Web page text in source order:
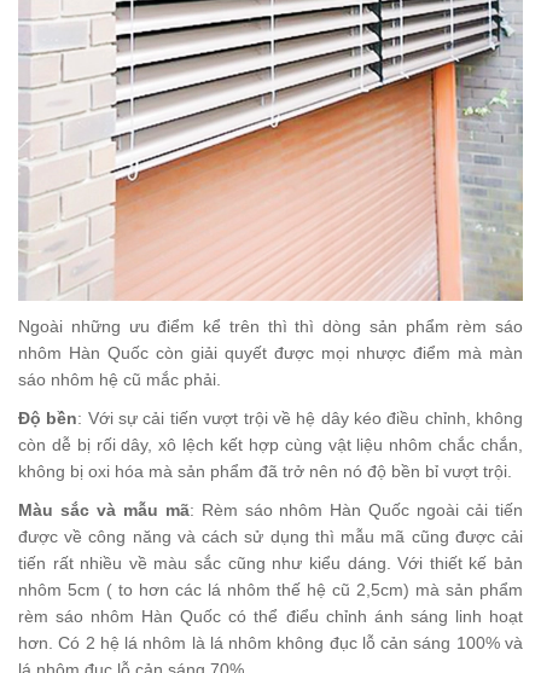
Ngoài những ưu điểm kể trên thì thì dòng sản phẩm rèm sáo
nhôm Hàn Quốc còn giải quyết được mọi nhược điểm mà màn
sáo nhôm hệ cũ mắc phải.
Độ bền: Với sự cải tiến vượt trội về hệ dây kéo điều chỉnh, không
còn dễ bị rối dây, xô lệch kết hợp cùng vật liệu nhôm chắc chắn,
không bị oxi hóa mà sản phẩm đã trở nên nó độ bền bỉ vượt trội.
Màu sắc và mẫu mã: Rèm sáo nhôm Hàn Quốc ngoài cải tiến
được về công năng và cách sử dụng thì mẫu mã cũng được cải
tiến rất nhiều về màu sắc cũng như kiểu dáng. Với thiết kế bản
nhôm 5cm ( to hơn các lá nhôm thế hệ cũ 2,5cm) mà sản phẩm
rèm sáo nhôm Hàn Quốc có thể điểu chỉnh ánh sáng linh hoạt
hơn. Có 2 hệ lá nhôm là lá nhôm không đục lỗ cản sáng 100% và